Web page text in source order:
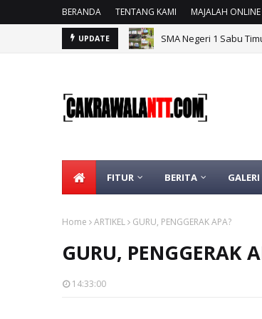
BERANDA TENTANG KAMI MAJALAH ONLINE
UPDATE SMA Negeri 1 Sabu
FITUR BERITA GALERI
Home ARTIKEL GURU, PENGGERAK APA?
GURU, PENGGERAK
14:33:00